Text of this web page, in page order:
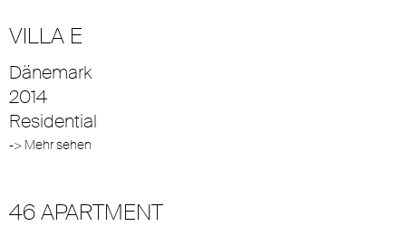
VILLA E
Dänemark
2014
Residential
-> Mehr sehen
46 APARTMENT